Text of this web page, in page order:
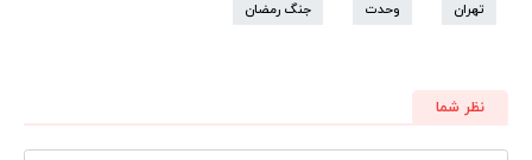
تهران وحدت جنگ رمضان
نظر شما